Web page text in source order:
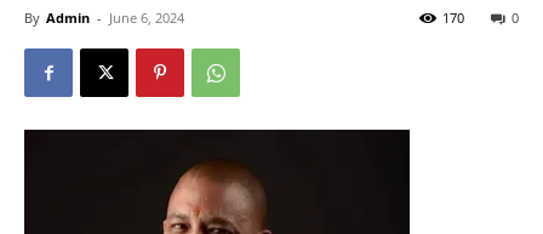
By Admin - June 6, 2024 0
170